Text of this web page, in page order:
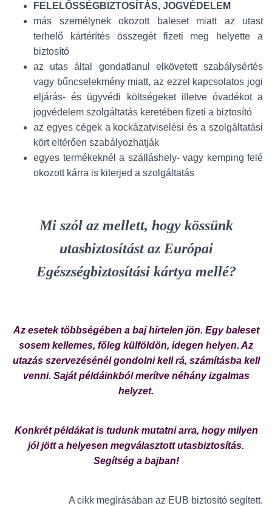
FELELŐSSÉGBIZTOSÍTÁS, JOGVÉDELEM
más személynek okozott baleset miatt az utast
terhelő kártérítés összegét fizeti meg helyette a
biztosító
az utas által gondatlanul elkövetett szabálysértés
vagy bűncselekmény miatt, az ezzel kapcsolatos jogi
eljárás- és ügyvédi költségeket illetve óvadékot a
jogvédelem szolgáltatás keretében fizeti a biztosító
az egyes cégek a kockázatviselési és a szolgáltatási
kört eltérően szabályozhatják
egyes termékeknél a szálláshely- vagy kemping felé
okozott kárra is kiterjed a szolgáltatás
Mi szól az mellett, hogy kössünk
utasbiztosítást az Európai
Egészségbiztosítási kártya mellé?
Az esetek többségében a baj hirtelen jön. Egy baleset
sosem kellemes, főleg külföldön, idegen helyen. Az
utazás szervezésénél gondolni kell rá, számításba kell
venni. Saját példáinkból merítve néhány izgalmas
helyzet.
Konkrét példákat is tudunk mutatni arra, hogy milyen
jól jött a helyesen megválasztott utasbiztosítás.
Segítség a bajban!
A cikk megírásában az EUB biztosító segített.